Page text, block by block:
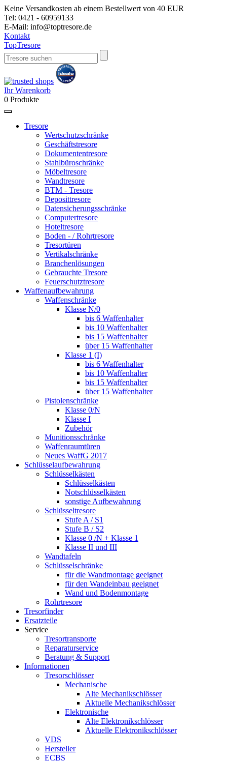
Keine Versandkosten ab einem Bestellwert von 40 EUR
Tel: 0421 - 60959133
E-Mail: info@toptresore.de
Kontakt
TopTresore
Ihr Warenkorb
0 Produkte
Tresore
Wertschutzschränke
Geschäftstresore
Dokumententresore
Stahlbüroschränke
Möbeltresore
Wandtresore
BTM - Tresore
Deposittresore
Datensicherungsschränke
Computertresore
Hoteltresore
Boden - / Rohrtresore
Tresortüren
Vertikalschränke
Branchenlösungen
Gebrauchte Tresore
Feuerschutztresore
Waffenaufbewahrung
Waffenschränke
Klasse N/0
bis 6 Waffenhalter
bis 10 Waffenhalter
bis 15 Waffenhalter
über 15 Waffenhalter
Klasse 1 (I)
bis 6 Waffenhalter
bis 10 Waffenhalter
bis 15 Waffenhalter
über 15 Waffenhalter
Pistolenschränke
Klasse 0/N
Klasse I
Zubehör
Munitionsschränke
Waffenraumtüren
Neues WaffG 2017
Schlüsselaufbewahrung
Schlüsselkästen
Schlüsselkästen
Notschlüsselkästen
sonstige Aufbewahrung
Schlüsseltresore
Stufe A / S1
Stufe B / S2
Klasse 0 /N + Klasse 1
Klasse II und III
Wandtafeln
Schlüsselschränke
für die Wandmontage geeignet
für den Wandeinbau geeignet
Wand und Bodenmontage
Rohrtresore
Tresorfinder
Ersatzteile
Service
Tresortransporte
Reparaturservice
Beratung & Support
Informationen
Tresorschlösser
Mechanische
Alte Mechanikschlösser
Aktuelle Mechanikschlösser
Elektronische
Alte Elektronikschlösser
Aktuelle Elektronikschlösser
VDS
Hersteller
ECBS